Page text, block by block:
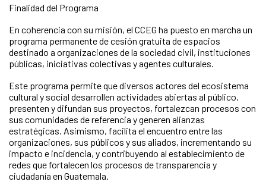
Finalidad del Programa
En coherencia con su misión, el CCEG ha puesto en marcha un
programa permanente de cesión gratuita de espacios
destinado a organizaciones de la sociedad civil, instituciones
públicas, iniciativas colectivas y agentes culturales.
Este programa permite que diversos actores del ecosistema
cultural y social desarrollen actividades abiertas al público,
presenten y difundan sus proyectos, fortalezcan procesos con
sus comunidades de referencia y generen alianzas
estratégicas. Asimismo, facilita el encuentro entre las
organizaciones, sus públicos y sus aliados, incrementando su
impacto e incidencia, y contribuyendo al establecimiento de
redes que fortalecen los procesos de transparencia y
ciudadanía en Guatemala.